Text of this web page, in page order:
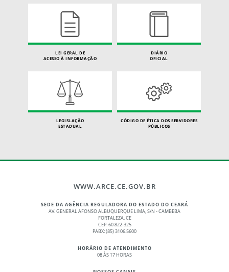
LEI GERAL DE
ACESSO À INFORMAÇÃO
DIÁRIO
OFICIAL
LEGISLAÇÃO
ESTADUAL
CÓDIGO DE ÉTICA DOS SERVIDORES
PÚBLICOS
WWW.ARCE.CE.GOV.BR
SEDE DA AGÊNCIA REGULADORA DO ESTADO DO CEARÁ
AV. GENERAL AFONSO ALBUQUERQUE LIMA, S/N - CAMBEBA
FORTALEZA, CE
CEP: 60.822-325
PABX: (85) 3106.5600
HORÁRIO DE ATENDIMENTO
08 ÀS 17 HORAS